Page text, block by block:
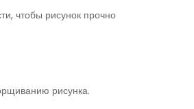
чтобы рисунок прочно
рисунка.